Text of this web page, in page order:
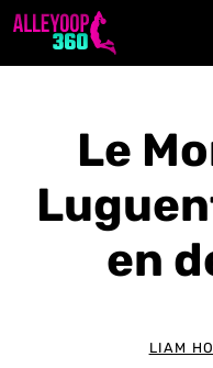
Aller
Le
en
LIAM